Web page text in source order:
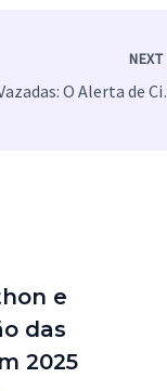
NEXT
16
e
das
2025